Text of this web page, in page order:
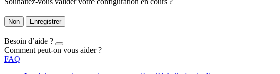
Non Enregistrer
Besoin d’aide ?
Comment peut-on vous aider ?
FAQ